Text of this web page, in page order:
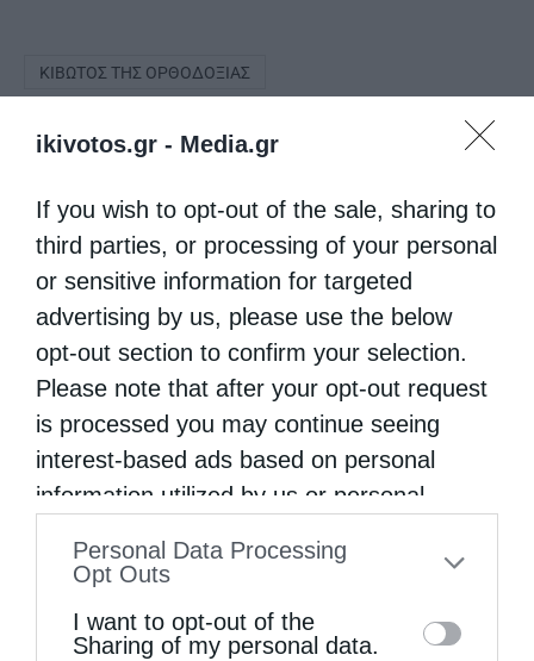
ikivotos.gr - Media.gr
If you wish to opt-out of the sale, sharing to
third parties, or processing of your personal
or sensitive information for targeted
advertising by us, please use the below
opt-out section to confirm your selection.
Please note that after your opt-out request
is processed you may continue seeing
interest-based ads based on personal
information utilized by us or personal
to your opt-out. You may separately opt-out
information by third parties on the IAB’s list
Personal Data Processing
Opt Outs
I want to opt-out of the
Sharing of my personal data.
ΚΙΒΩΤΌΣ ΤΗΣ ΟΡΘΟΔΟΞΊΑΣ
ΜΟΙΡΑΣΟΥ 0
Προηγούμενο άρθρο
Φοιτητές επισκέφθηκαν τον Αρχιεπίσκοπο Θυατείρων
Επόμενο άρθρο
Ενθρόνιση εικόνος στον Ι. Ναό Αγίων Κωνσταντίνου και
Ελένης Πειραιώς (ΦΩΤΟ)
ΔΕΙΤΕ ΕΠΙΣΗΣ